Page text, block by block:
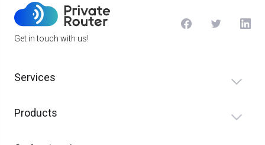
Get in touch with us!
Services
Products